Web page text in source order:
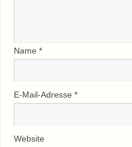
Name *
E-Mail-Adresse *
Website